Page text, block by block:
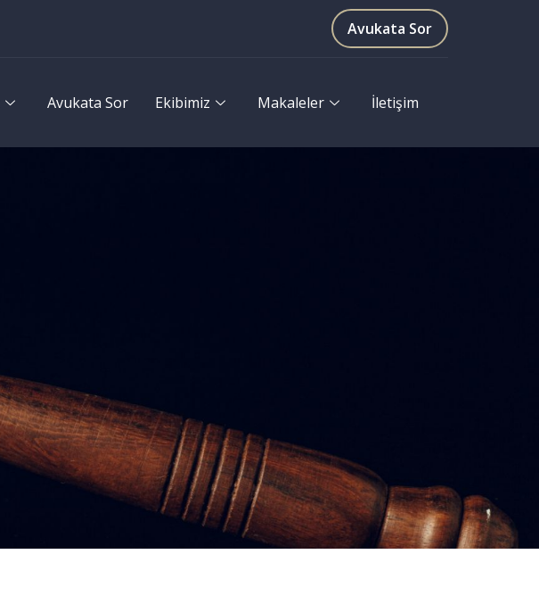
Avukata Sor
Avukata Sor Ekibimiz Makaleler İletişim